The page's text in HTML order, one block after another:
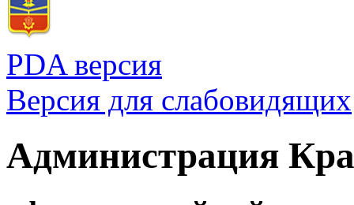
PDA версия
Версия для слабовидящих
Администрация